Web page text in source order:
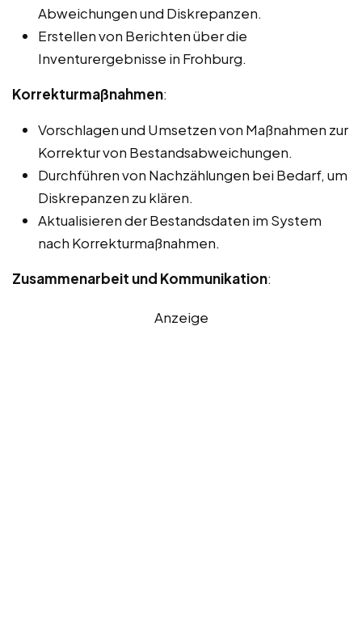
Abweichungen und Diskrepanzen.
Erstellen von Berichten über die
Inventurergebnisse in Frohburg.
Korrekturmaßnahmen:
Vorschlagen und Umsetzen von Maßnahmen zur
Korrektur von Bestandsabweichungen.
Durchführen von Nachzählungen bei Bedarf, um
Diskrepanzen zu klären.
Aktualisieren der Bestandsdaten im System
nach Korrekturmaßnahmen.
Zusammenarbeit und Kommunikation:
Anzeige